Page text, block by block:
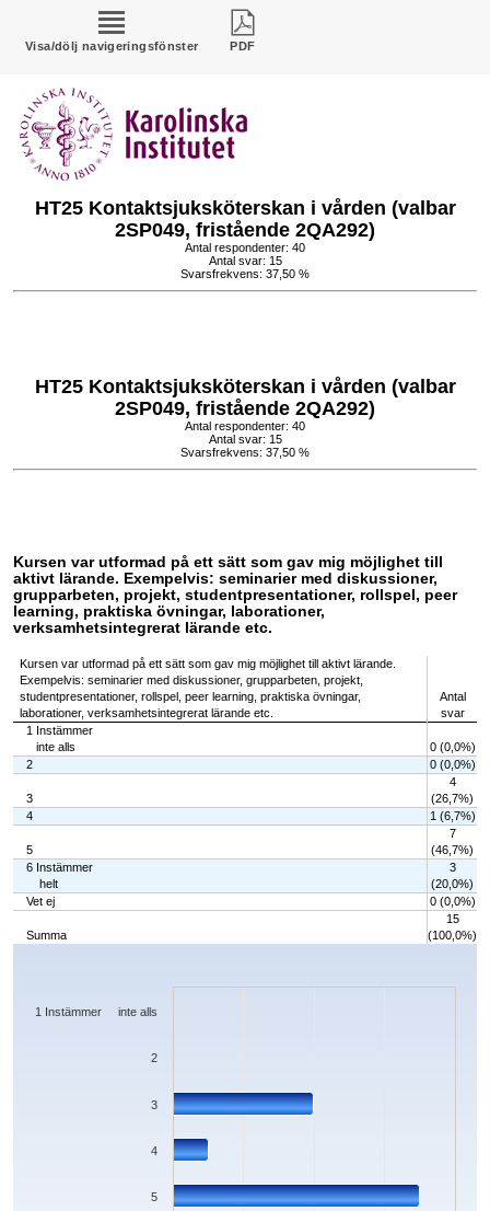
Visa/dölj navigeringsfönster PDF
HT25 Kontaktsjuksköterskan i vården (valbar
2SP049, fristående 2QA292)
Antal respondenter: 40
Antal svar: 15
Svarsfrekvens: 37,50 %
HT25 Kontaktsjuksköterskan i vården (valbar
2SP049, fristående 2QA292)
Antal respondenter: 40
Antal svar: 15
Svarsfrekvens: 37,50 %
Kursen var utformad på ett sätt som gav mig möjlighet till
aktivt lärande. Exempelvis: seminarier med diskussioner,
grupparbeten, projekt, studentpresentationer, rollspel, peer
learning, praktiska övningar, laborationer,
verksamhetsintegrerat lärande etc.
Kursen var utformad på ett sätt som gav mig möjlighet till aktivt lärande.
Exempelvis: seminarier med diskussioner, grupparbeten, projekt,
studentpresentationer, rollspel, peer learning, praktiska övningar,
laborationer, verksamhetsintegrerat lärande etc.
Antal
svar
1 Instämmer
inte alls
0 (0,0%)
2
0 (0,0%)
3
4
(26,7%)
4
1 (6,7%)
5
7
(46,7%)
6 Instämmer
helt
3
(20,0%)
Vet ej
0 (0,0%)
Summa
15
(100,0%)
Chart
The chart has 1 X axis displaying categories.
5
4
3
2
1 Instämmer inte alls